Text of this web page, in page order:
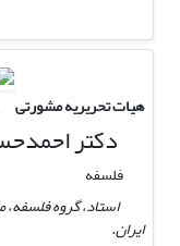
هیات تحریریه مشورتی
دکتر
فلسفه
استاد، گروه
ایران.